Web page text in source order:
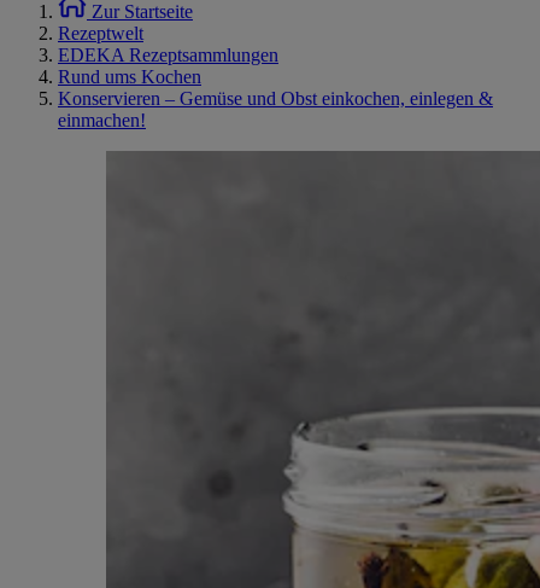
Zur Startseite
Rezeptwelt
EDEKA Rezeptsammlungen
Rund ums Kochen
Konservieren – Gemüse und Obst einkochen, einlegen &
einmachen!